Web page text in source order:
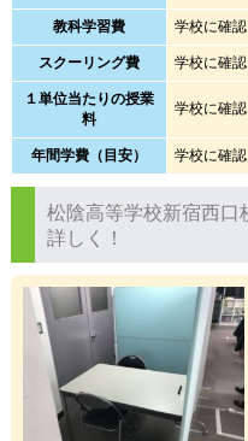
教科学習費 学校に確認
スクーリング費 学校に確認
１単位当たりの授業
料
学校に確認
年間学費（目安） 学校に確認
松陰高等学校新宿西口
詳しく！